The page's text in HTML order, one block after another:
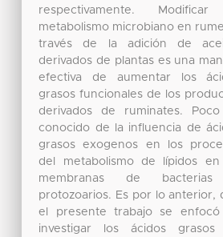
respectivamente.
metabolismo microbiano en
través de la adición de
derivados de plantas es una
efectiva de aumentar los
grasos funcionales de los
derivados de ruminates.
conocido de la influencia de
grasos exogenos en los
del metabolismo de lípidos en
membranas de
protozoarios. Es por lo anterior,
el presente trabajo se enfocó
investigar los ácidos grasos